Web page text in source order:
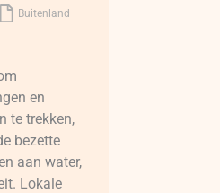
Buitenland
en
te trekken,
bezette
aan water,
Lokale